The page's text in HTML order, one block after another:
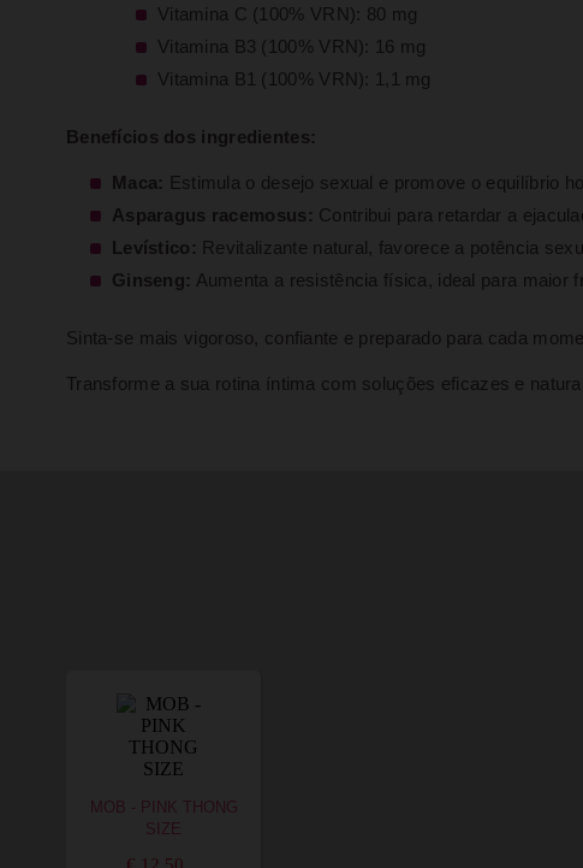
Vitamina C (100% VRN): 80 mg
Vitamina B3 (100% VRN): 16 mg
Vitamina B1 (100% VRN): 1,1 mg
Benefícios dos ingredientes:
Maca: Estimula o desejo sexual e promove o equilíbrio
Asparagus racemosus: Contribui para retardar a
Levístico: Revitalizante natural, favorece a potência
Ginseng: Aumenta a resistência física, ideal para maior
Sinta-se mais vigoroso, confiante e preparado para cada
Transforme a sua rotina íntima com soluções eficazes e
MOB - PINK THONG
SIZE
€ 12,50